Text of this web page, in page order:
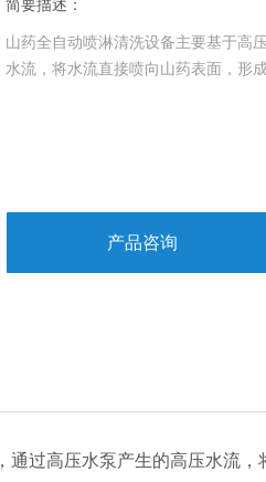
简要描述：
山药全自动喷淋清洗设备‌主要基于高
水流，将水流直接喷向山药表面，形
产品咨询
，通过高压水泵产生的高压水流